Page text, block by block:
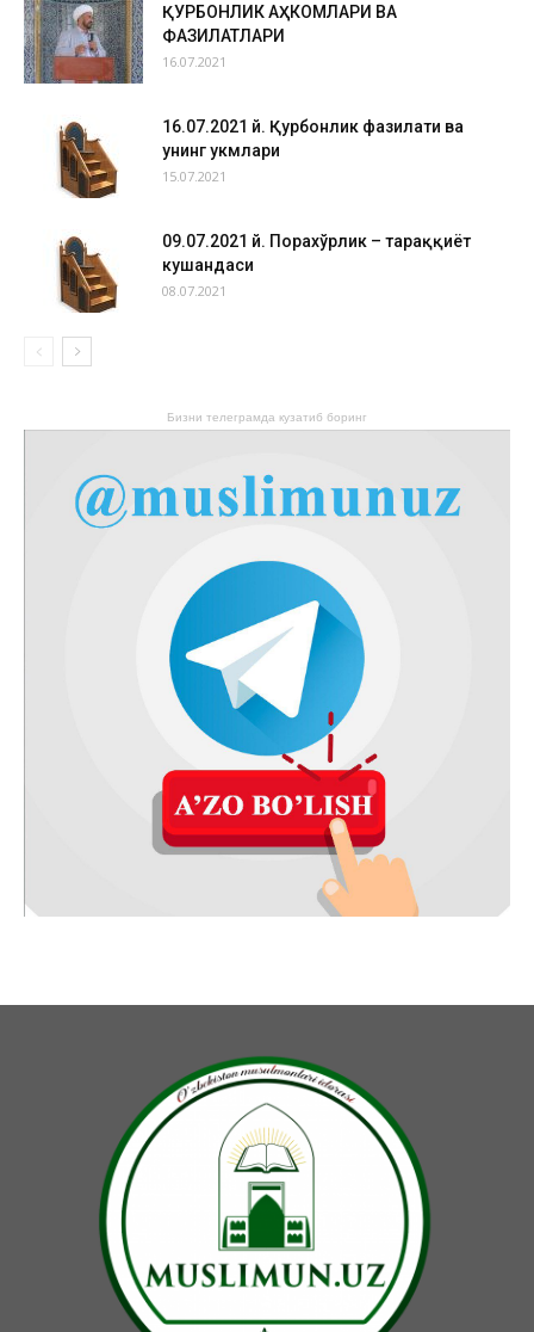
ҚУРБОНЛИК АҲКОМЛАРИ ВА
ФАЗИЛАТЛАРИ
16.07.2021
16.07.2021 й. Қурбонлик фазилати ва
унинг ҳукмлари
15.07.2021
09.07.2021 й. Порахўрлик – тараққиёт
кушандаси
08.07.2021
Бизни телеграмда кузатиб боринг